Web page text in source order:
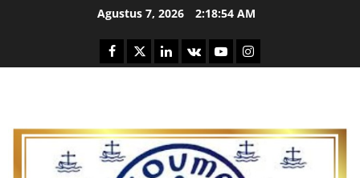
Agustus 7, 2026 2:18:56 AM
Facebook
TwitterLinkedin
VK YoutubeInstagram